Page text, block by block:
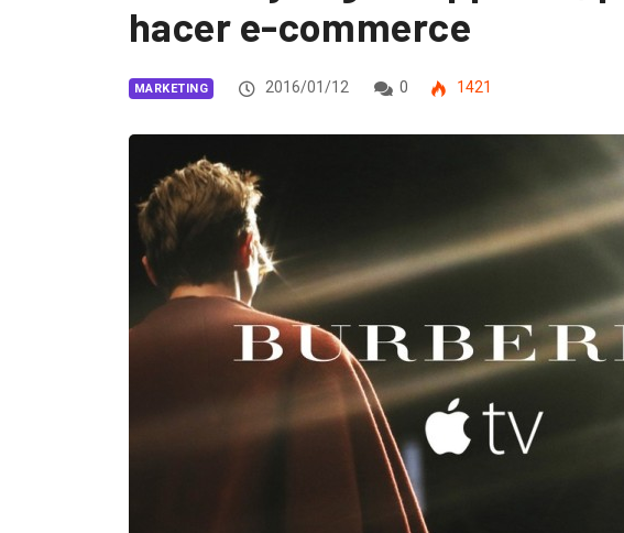
hacer e-commerce
MARKETING 2016/01/12 0 1421